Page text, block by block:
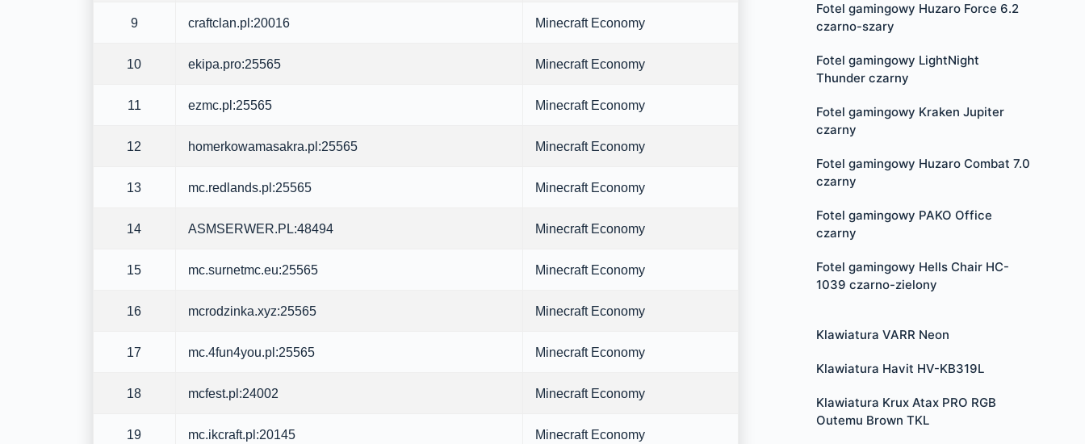
9 craftclan.pl:20016 Minecraft Economy
10 ekipa.pro:25565 Minecraft Economy
11 ezmc.pl:25565 Minecraft Economy
12 homerkowamasakra.pl:25565 Minecraft Economy
13 mc.redlands.pl:25565 Minecraft Economy
14 ASMSERWER.PL:48494 Minecraft Economy
15 mc.surnetmc.eu:25565 Minecraft Economy
16 mcrodzinka.xyz:25565 Minecraft Economy
17 mc.4fun4you.pl:25565 Minecraft Economy
18 mcfest.pl:24002 Minecraft Economy
19 mc.ikcraft.pl:20145 Minecraft Economy
Fotel gamingowy Huzaro Force 6.2
czarno-szary
Fotel gamingowy LightNight
Thunder czarny
Fotel gamingowy Kraken Jupiter
czarny
Fotel gamingowy Huzaro Combat 7.0
czarny
Fotel gamingowy PAKO Office
czarny
Fotel gamingowy Hells Chair HC-
1039 czarno-zielony
Klawiatura VARR Neon
Klawiatura Havit HV-KB319L
Klawiatura Krux Atax PRO RGB
Outemu Brown TKL